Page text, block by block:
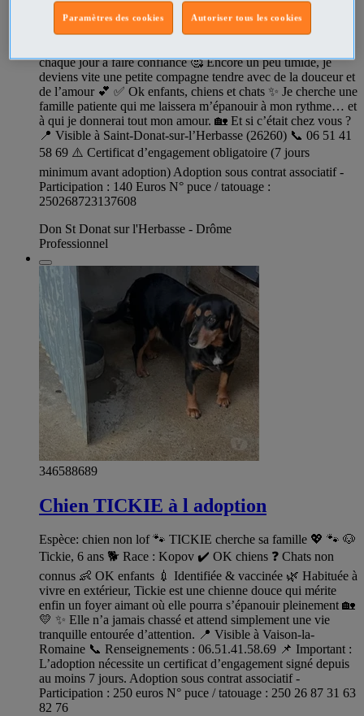
adopter ❤️ Moi, c’est Perle 🐾 Petite femelle tigrée gris clair
d’environ 2 mois et demi. Mon début de vie n’a pas été
chaque jour à faire confiance 🥰 Encore un peu timide, je
deviens vite une petite compagne tendre avec de la douceur et
de l’amour 💕 ✅ Ok enfants, chiens et chats ✨ Je cherche une
famille patiente qui me laissera m’épanouir à mon rythme… et
à qui je donnerai tout mon amour. 🏡 Et si c’était chez vous ?
📍 Visible à Saint-Donat-sur-l’Herbasse (26260) 📞 06 51 41
58 69 ⚠️ Certificat d’engagement obligatoire (7 jours
minimum avant adoption) Adoption sous contrat associatif -
Participation : 140 Euros N° puce / tatouage :
250268723137608
Don St Donat sur l'Herbasse - Drôme
Professionnel
346588689
Chien TICKIE à l adoption
Espèce: chien non lof 🐾 TICKIE cherche sa famille 💖 🐾 🐶
Tickie, 6 ans 🐕 Race : Kopov ✔️ OK chiens ❓ Chats non
connus 👶 OK enfants 💉 Identifiée & vaccinée 🌿 Habituée à
vivre en extérieur, Tickie est une chienne douce qui mérite
enfin un foyer aimant où elle pourra s’épanouir pleinement 🏡
💛 ✨ Elle n’a jamais chassé et attend simplement une vie
tranquille entourée d’attention. 📍 Visible à Vaison-la-
Romaine 📞 Renseignements : 06.51.41.58.69 📌 Important :
L’adoption nécessite un certificat d’engagement signé depuis
au moins 7 jours. Adoption sous contrat associatif -
Participation : 250 euros N° puce / tatouage : 250 26 87 31 63
82 76
Autoriser tous les cookies
Paramètres des cookies